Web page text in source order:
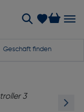
Geschäft finden